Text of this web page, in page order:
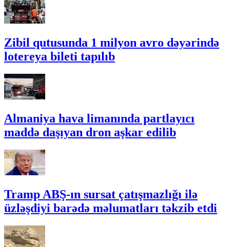
Zibil qutusunda 1 milyon avro dəyərində
lotereya bileti tapılıb
Almaniya hava limanında partlayıcı
maddə daşıyan dron aşkar edilib
Tramp ABŞ-ın sursat çatışmazlığı ilə
üzləşdiyi barədə məlumatları təkzib etdi